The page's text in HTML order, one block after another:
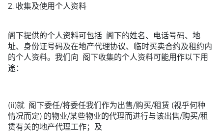
2. 收集及使用个人资料
阁下提供的个人资料可包括 阁下的姓名、电话号码、地
址、身份证号码及在地产代理协议、临时买卖合约及租约内
的个人资料。我们向 阁下收集的个人资料可能用作以下用
途：
(ii)就 阁下委任/将委任我们作为出售/购买/租赁 (视乎何种
情况而定) 的物业/某些物业的代理而进行与该出售/购买/租
赁有关的地产代理工作；及